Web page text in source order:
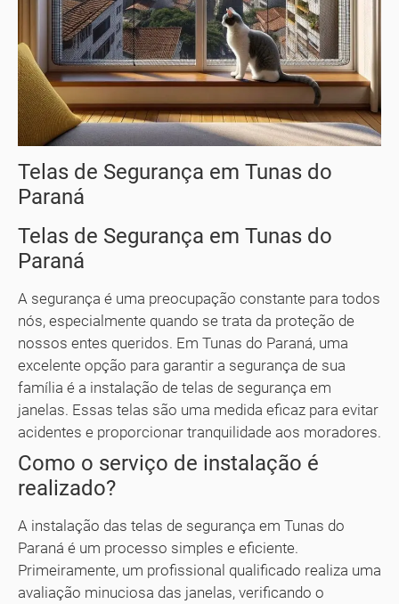
Telas de Segurança em Tunas do
Paraná
Telas de Segurança em Tunas do
Paraná
A segurança é uma preocupação constante para todos
nós, especialmente quando se trata da proteção de
nossos entes queridos. Em Tunas do Paraná, uma
excelente opção para garantir a segurança de sua
família é a instalação de telas de segurança em
janelas. Essas telas são uma medida eficaz para evitar
acidentes e proporcionar tranquilidade aos moradores.
Como o serviço de instalação é
realizado?
A instalação das telas de segurança em Tunas do
Paraná é um processo simples e eficiente.
Primeiramente, um profissional qualificado realiza uma
avaliação minuciosa das janelas, verificando o